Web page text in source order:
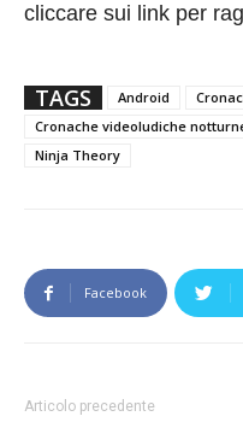
cliccare sui link per
TAGS Android
Cronache videoludiche
Ninja Theory
Facebook
Articolo precedente